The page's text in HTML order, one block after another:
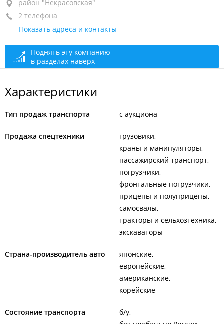
район "Некрасовская", пр-т Партизанский, 58
оф. 8
+7 914 689-01-06
+7 984 146-62-61
закрыто, откроется через 53 мин.
район "Некрасовская"
2 телефона
Показать адреса и контакты
Поднять эту компанию
в разделах наверх
Характеристики
Тип продаж транспорта с аукциона
Продажа спецтехники
грузовики
краны и манипуляторы
пассажирский транспорт
погрузчики
фронтальные погрузчики
прицепы и полуприцепы
самосвалы
тракторы и сельхозтехника
экскаваторы
Страна-производитель авто
японские
европейские
американские
корейские
Состояние транспорта
б/у